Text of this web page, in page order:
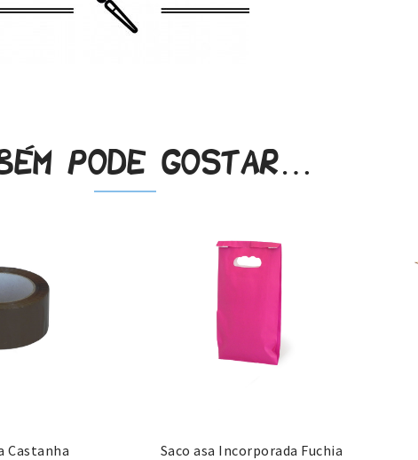
pode gostar…
Castanha Saco asa Incorporada Fuchia